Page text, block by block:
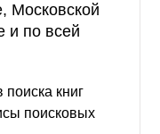
Московской
и по всей
книг
поисковых